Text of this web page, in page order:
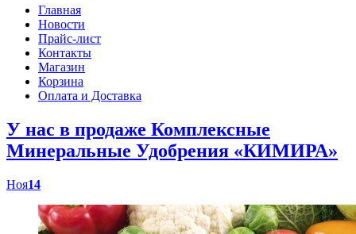
Главная
Новости
Прайс-лист
Контакты
Магазин
Корзина
Оплата и Доставка
У нас в продаже Комплексные
Минеральные Удобрения «КИМИРА»
Ноя14